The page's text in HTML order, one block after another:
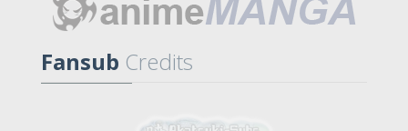
Fansub Credits